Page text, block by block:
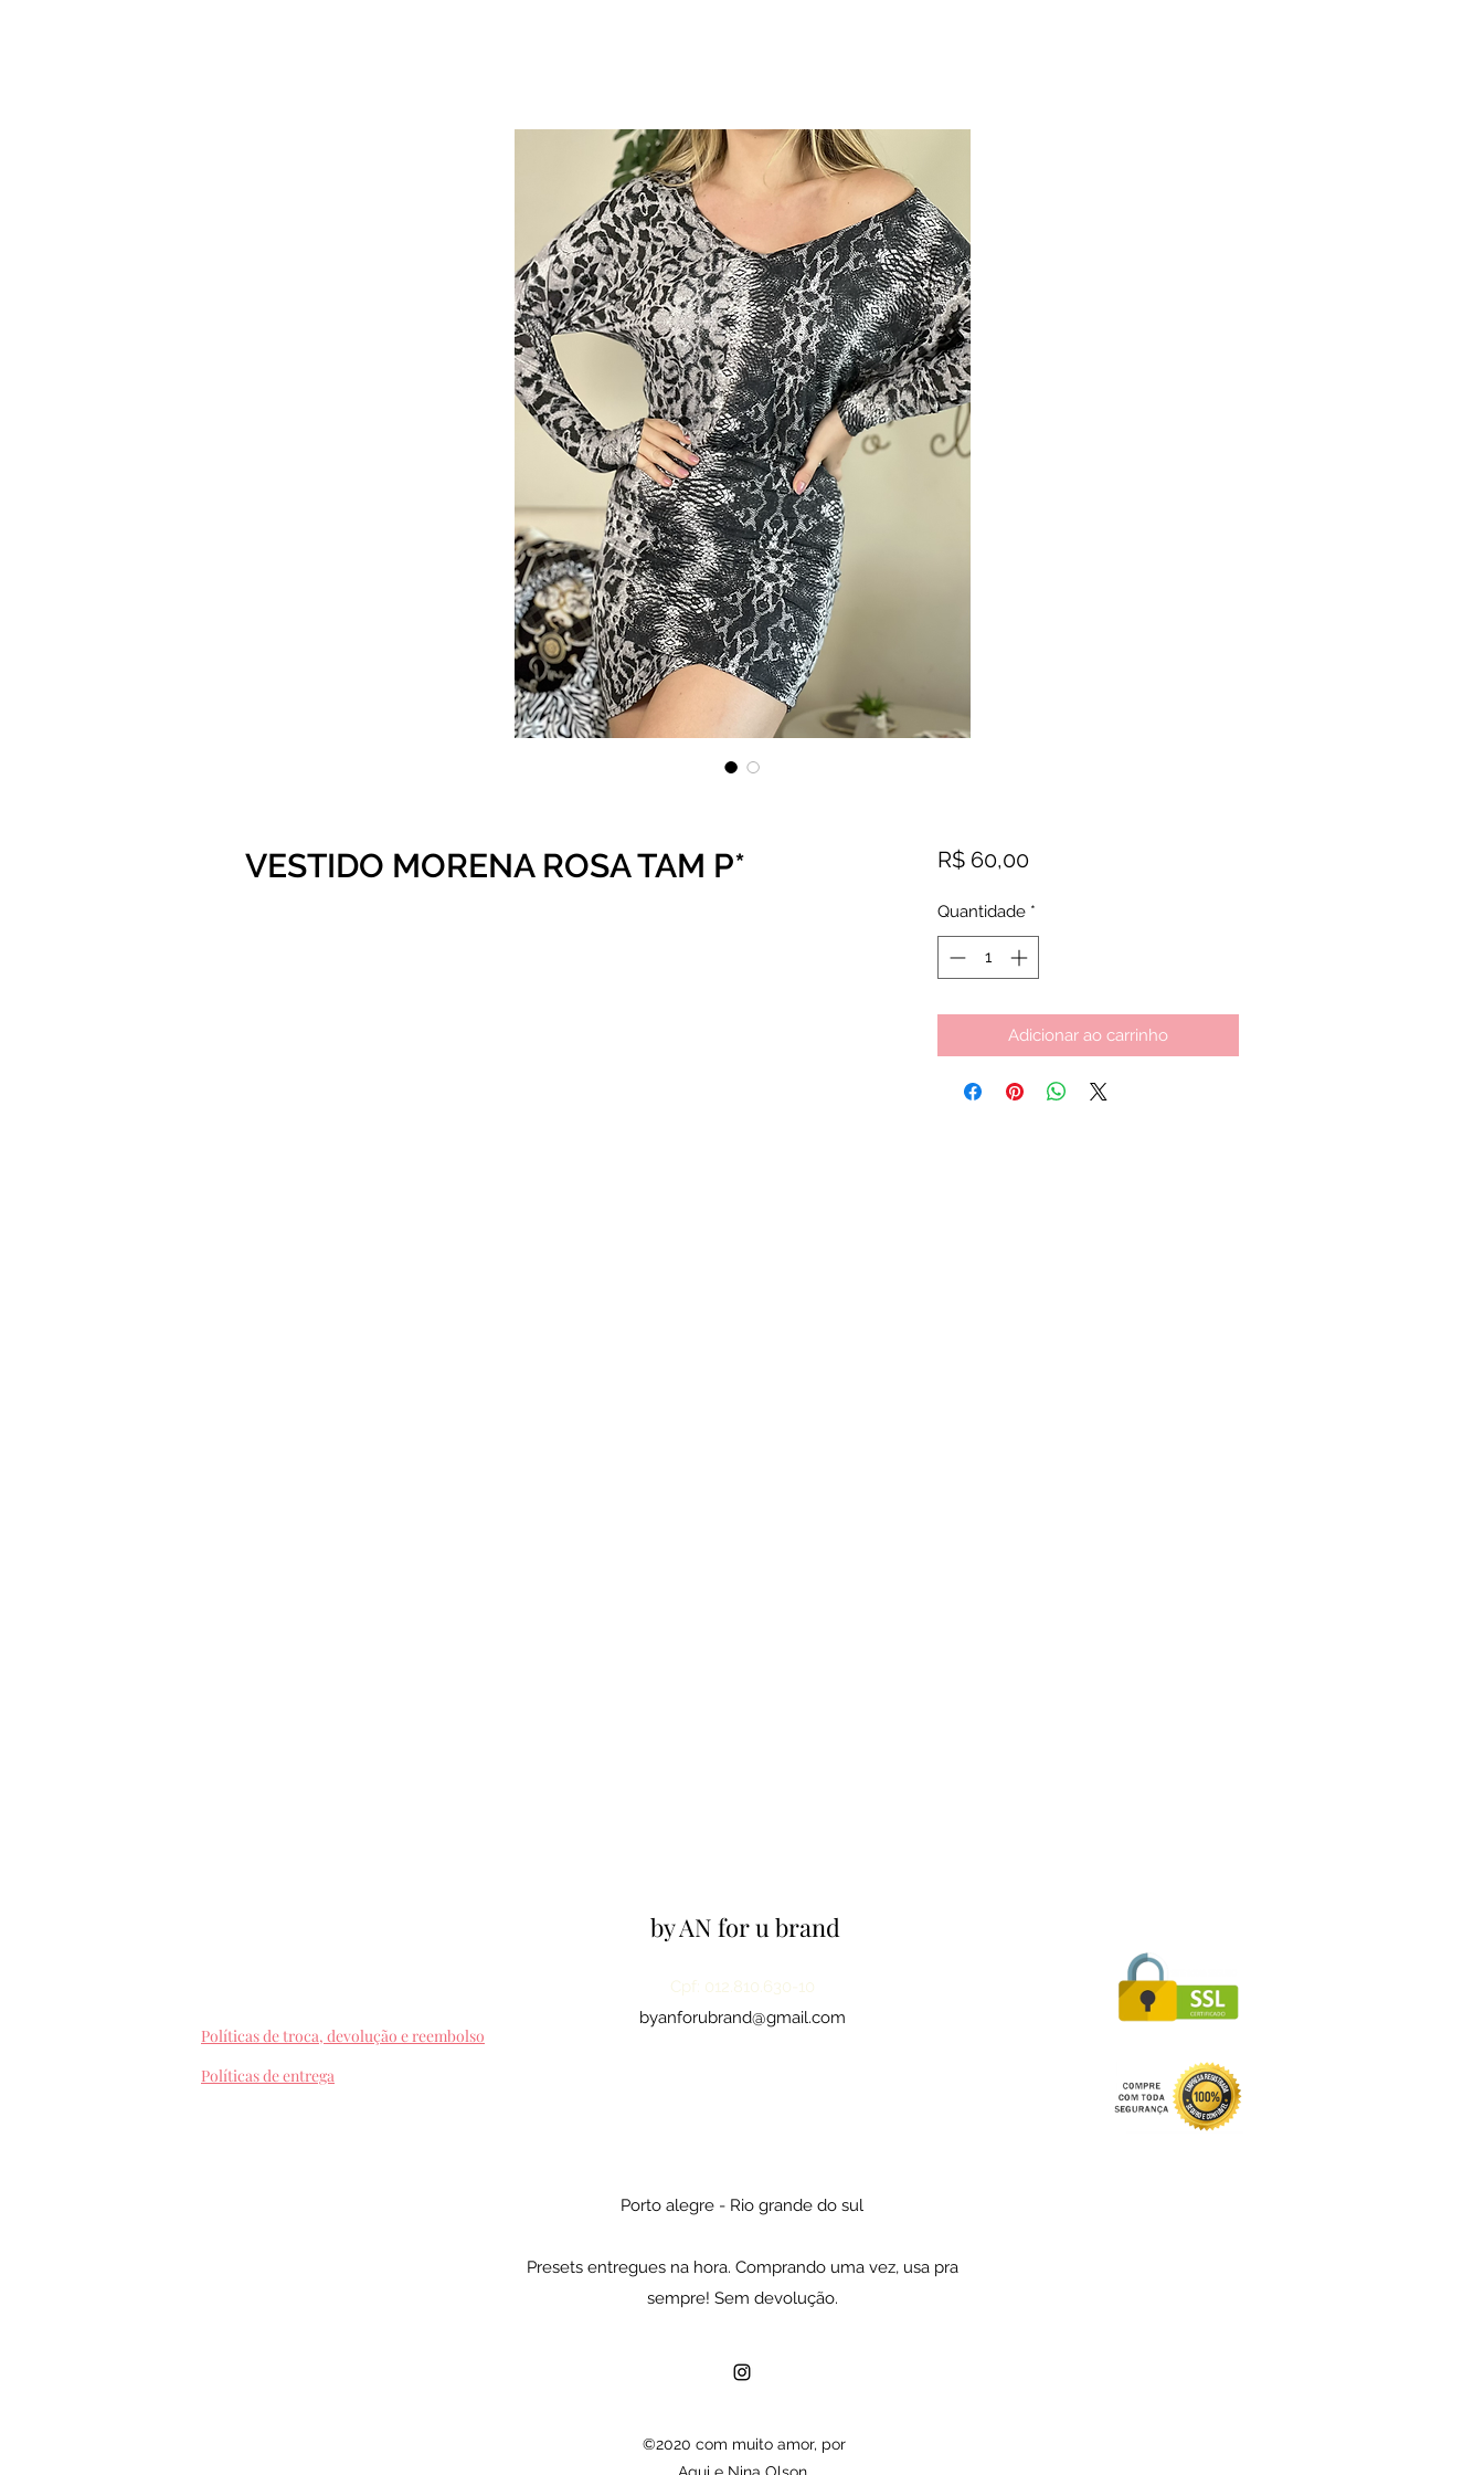
VESTIDO MORENA ROSA TAM P* R$ 60,00Preço
Quantidade *
Adicionar ao carrinho
by AN for u brand
Políticas de troca, devolução e reembolso
Cpf: 012.810.630-10
byanforubrand@gmail.com
Políticas de entrega
Porto alegre - Rio grande do sul
Presets entregues na hora. Comprando uma vez, usa pra
sempre! Sem devolução.
©2020 com muito amor, por